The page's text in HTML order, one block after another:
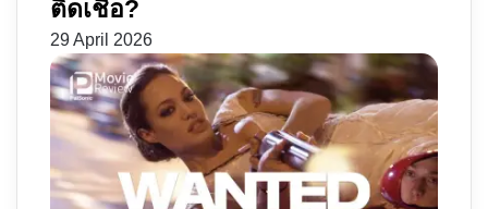
ติดเชื้อ?
29 April 2026